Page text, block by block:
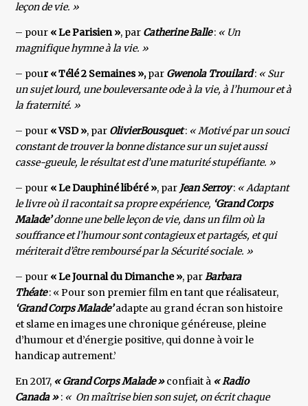
leçon de vie. »
– pour « Le Parisien », par Catherine Balle: « Un
magnifique hymne à la vie. »
– pour « Télé 2 Semaines »,par Gwenola Trouilard: « Sur
un sujet lourd, une bouleversante ode à la vie, à l’humour et à
la fraternité. »
– pour « VSD », par OlivierBousquet: « Motivé par un souci
constant de trouver la bonne distance sur un sujet aussi
casse-gueule, le résultat est d’une maturité stupéfiante. »
– pour « Le Dauphiné libéré », par Jean Serroy: « Adaptant
le livre où il racontait sa propre expérience, ‘Grand Corps
Malade’donne une belle leçon de vie, dans un film où la
souffrance et l’humour sont contagieux et partagés, et qui
mériterait d’être remboursé par la Sécurité sociale. »
– pour « Le Journal du Dimanche », parBarbara
Théate: « Pour son premier film en tant que réalisateur,
‘Grand Corps Malade’adapte au grand écran son histoire
et slame en images une chronique généreuse, pleine
d’humour et d’énergie positive, qui donne à voir le
handicap autrement.’
En 2017, « Grand Corps Malade »confiait à « Radio
Canada »: « On maîtrise bien son sujet, on écrit chaque